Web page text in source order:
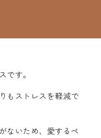
す。
もストレスを軽減で
ないため、愛するペ